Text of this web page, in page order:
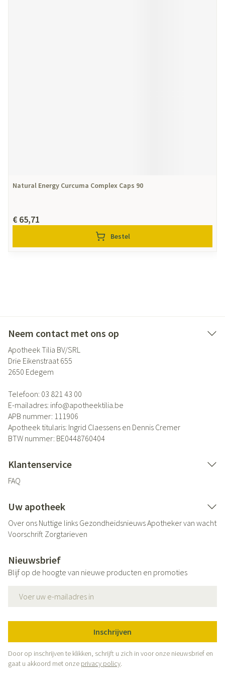
Natural Energy Curcuma Complex Caps 90
€ 65,71
Bestel
Neem contact met ons op
Apotheek Tilia BV/SRL
Drie Eikenstraat 655
2650 Edegem
Telefoon: 03 821 43 00
E-mailadres: info@apotheektilia.be
APB nummer: 111906
Apotheek titularis: Ingrid Claessens en Dennis Cremer
BTW nummer: BE0448760404
Klantenservice
FAQ
Uw apotheek
Over ons Nuttige links GezondheidsnieuwsApotheker van wacht
Voorschrift Zorgtarieven
Nieuwsbrief
Blijf op de hoogte van nieuwe producten en promoties
Inschrijven
Door op inschrijven te klikken, schrijft u zich in voor onze nieuwsbrief en
gaat u akkoord met onze privacy policy.